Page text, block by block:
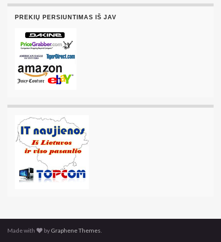
PREKIŲ PERSIUNTIMAS IŠ JAV
Made with by Graphene Themes